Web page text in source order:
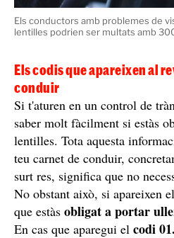
Els conductors amb problemes de
lentilles podrien ser multats amb
Els codis que apareixen al
conduir
Si t'aturen en un control de
saber molt fàcilment si estàs
lentilles. Tota aquesta
teu carnet de conduir,
surt res, significa que no
No obstant això, si apareixen
que estàs obligat a portar
En cas que aparegui el codi